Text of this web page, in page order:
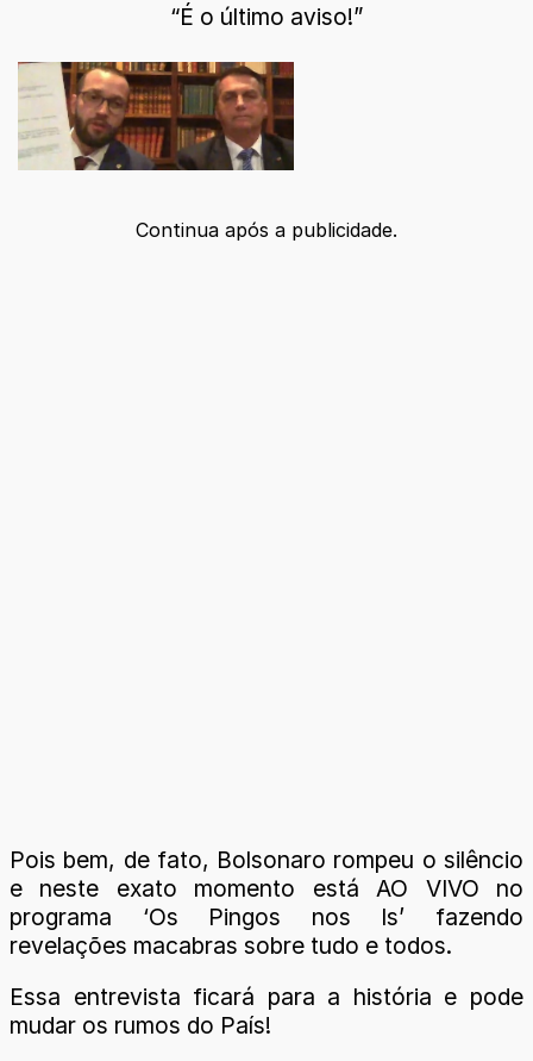
“É o último aviso!”
Continua após a publicidade.
Pois bem, de fato, Bolsonaro rompeu o silêncio
e neste exato momento está AO VIVO no
programa ‘Os Pingos nos Is’ fazendo
revelações macabras sobre tudo e todos.
Essa entrevista ficará para a história e pode
mudar os rumos do País!